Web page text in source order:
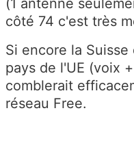
(1 antenne
côté 74 c'est très
Si encore la
pays de l'UE (voix
comblerait
réseau Free.